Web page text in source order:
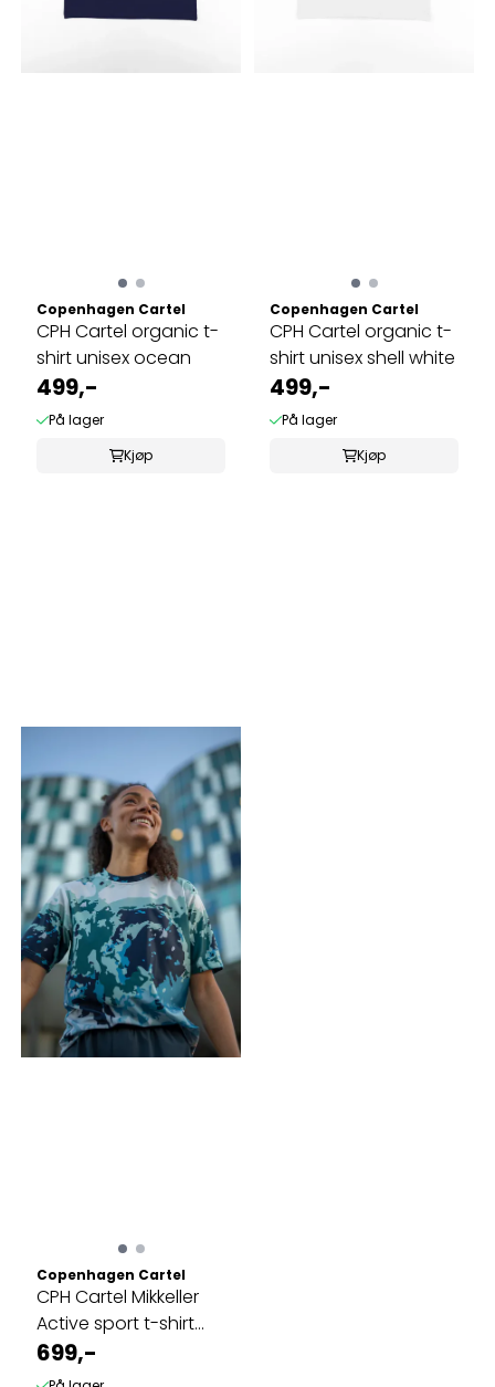
Copenhagen Cartel
CPH Cartel organic t-
shirt unisex ocean
499,-
På lager
Kjøp
Copenhagen Cartel
CPH Cartel organic t-
shirt unisex shell white
499,-
På lager
Kjøp
Copenhagen Cartel
CPH Cartel Mikkeller
Active sport t-shirt
unisex
699,-